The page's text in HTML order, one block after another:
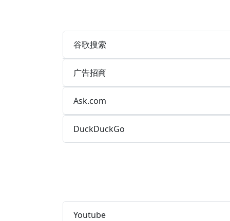
谷歌搜索
广告招商
Ask.com
DuckDuckGo
Youtube